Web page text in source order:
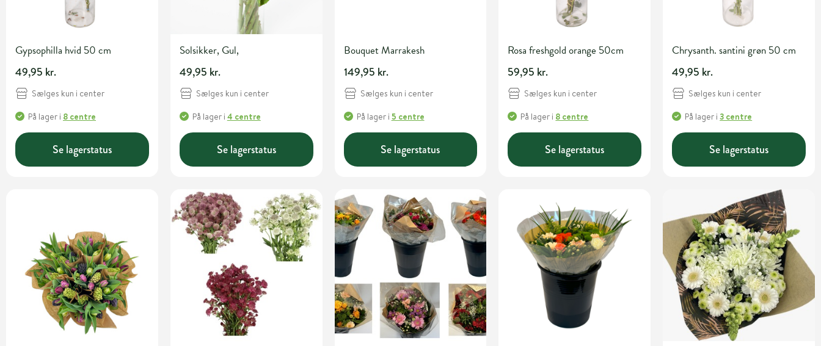
Gypsophilla hvid 50 cm
49,95 kr.
Sælges kun i center
På lager i 8 centre
Se lagerstatus
Solsikker, Gul,
49,95 kr.
Sælges kun i center
På lageri 4 centre
Se lagerstatus
Bouquet Marrakesh
149,95 kr.
Sælges kun i center
På lageri 5 centre
Se lagerstatus
Rosa freshgold orange 50cm
59,95 kr.
Sælges kun i center
På lager i 8 centre
Se lagerstatus
Chrysanth. santini grøn 50 cm
49,95 kr.
Sælges kun i center
På lager i3 centre
Se lagerstatus